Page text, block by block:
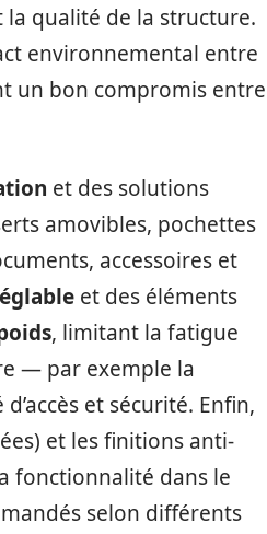
la qualité de la structure.
environnemental entre
un bon compromis entre
et des solutions
amovibles, pochettes
accessoires et
et des éléments
, limitant la fatigue
— par exemple la
et sécurité. Enfin,
et les finitions anti-
fonctionnalité dans le
selon différents